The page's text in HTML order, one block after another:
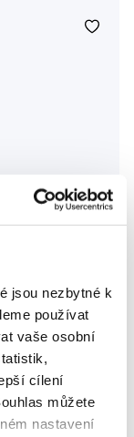
jsou nezbytné k
používat
vaše osobní
cílení
můžete
nastavení